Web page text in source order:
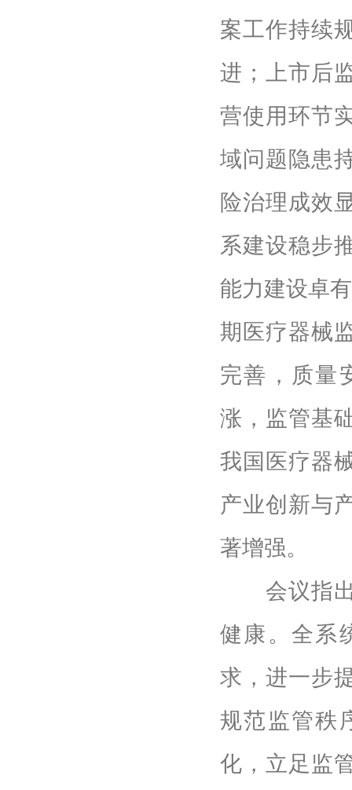
案工作持续
进；上市后
营使用环节
域问题隐患
险治理成效
系建设稳步
能力建设卓
期医疗器械
完善，质量
涨，监管基
我国医疗器
产业创新与
著增强。
会议指出
健康。全系
求，进一步
规范监管秩
化，立足监